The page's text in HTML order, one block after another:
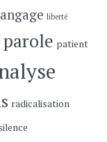
liberté
parole patient
radicalisation